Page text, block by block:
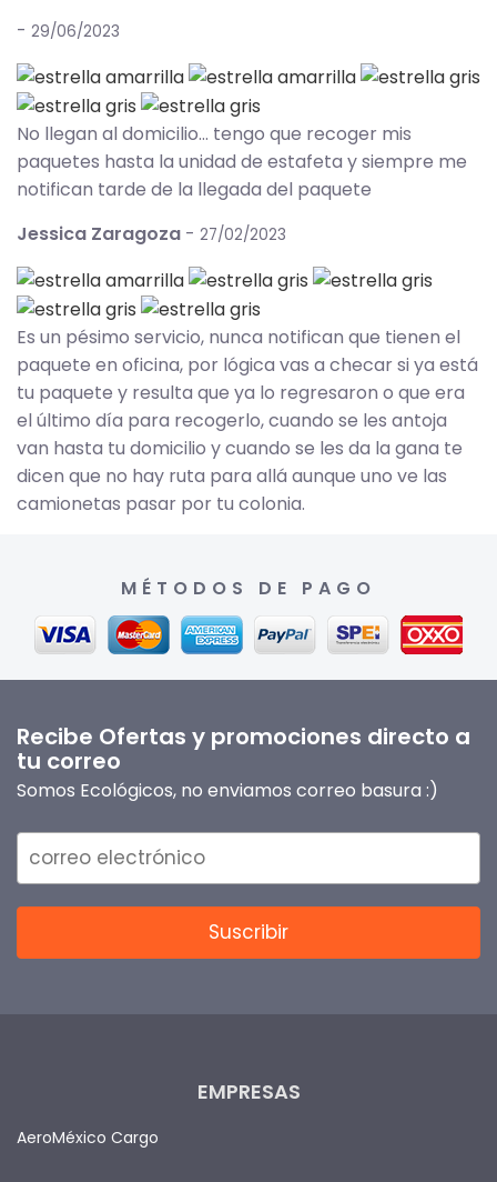
- 29/06/2023
No llegan al domicilio… tengo que recoger mis
paquetes hasta la unidad de estafeta y siempre me
notifican tarde de la llegada del paquete
Jessica Zaragoza - 27/02/2023
Es un pésimo servicio, nunca notifican que tienen el
paquete en oficina, por lógica vas a checar si ya está
tu paquete y resulta que ya lo regresaron o que era
el último día para recogerlo, cuando se les antoja
van hasta tu domicilio y cuando se les da la gana te
dicen que no hay ruta para allá aunque uno ve las
camionetas pasar por tu colonia.
MÉTODOS DE PAGO
Recibe Ofertas y promociones directo a
tu correo
Somos Ecológicos, no enviamos correo basura :)
EMPRESAS
AeroMéxico Cargo